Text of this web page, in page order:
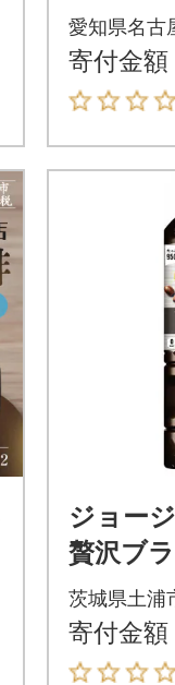
味が楽
00杯分
愛知県名古
寄付金額
ジョー
贅沢ブ
ml
茨城県土浦
寄付金額